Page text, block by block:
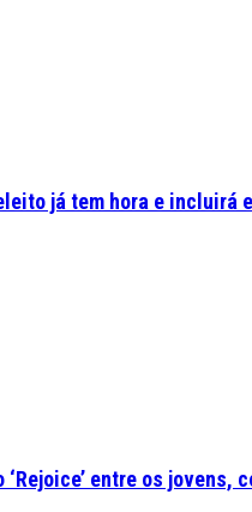
já tem hora e incluirá
entre os jovens,